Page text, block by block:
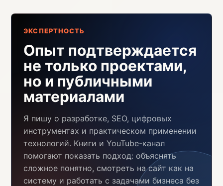
ЭКСПЕРТНОСТЬ
Опыт подтверждается
не только проектами,
но и публичными
материалами
Я пишу о разработке, SEO, цифровых
инструментах и практическом применении
технологий. Книги и YouTube-канал
помогают показать подход: объяснять
сложное понятно, смотреть на сайт как на
систему и работать с задачами бизнеса без